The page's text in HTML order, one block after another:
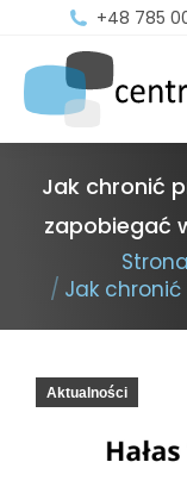
+48 785
Jak chronić
zapobiegać
You are here:
Jak
Aktualności